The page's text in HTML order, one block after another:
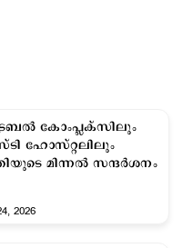
കോംപ്ലക്സിലും
ഹോസ്റ്റലിലും
മിന്നൽ സന്ദർശനം
2026